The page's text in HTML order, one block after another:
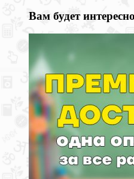
Вам будет